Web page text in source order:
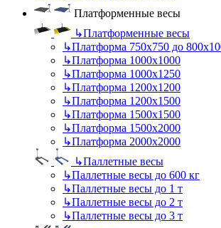
Платформенные весы
↳Платформенные весы
↳Платформа 750х750 до
↳Платформа 1000х1000
↳Платформа 1000х1250
↳Платформа 1200х1200
↳Платформа 1200х1500
↳Платформа 1500х1500
↳Платформа 1500х2000
↳Платформа 2000х2000
↳Паллетные весы
↳Паллетные весы до 600 кг
↳Паллетные весы до 1 т
↳Паллетные весы до 2 т
↳Паллетные весы до 3 т